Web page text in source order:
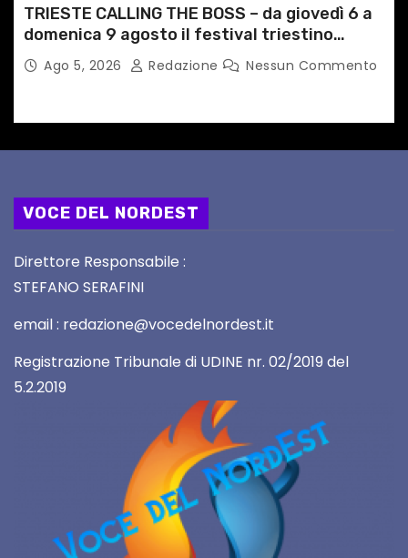
TRIESTE CALLING THE BOSS – da giovedì 6 a
domenica 9 agosto il festival triestino
dedicato a Springsteen
Ago 5, 2026 Redazione Nessun Commento
VOCE DEL NORDEST
Direttore Responsabile :
STEFANO SERAFINI
email : redazione@vocedelnordest.it
Registrazione Tribunale di UDINE nr. 02/2019 del
5.2.2019